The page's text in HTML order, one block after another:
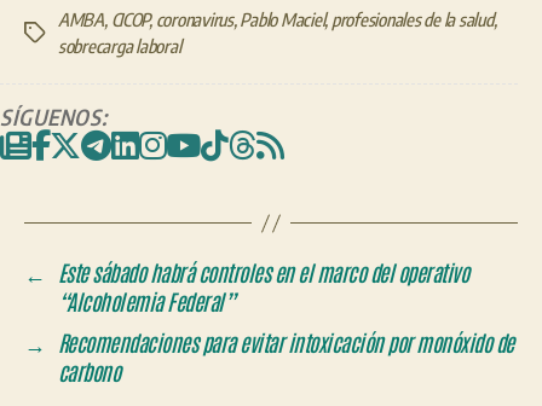
Etiquetas
AMBA, CICOP, coronavirus,Pablo Maciel,profesionales de la salud,
sobrecarga laboral
SÍGUENOS:
← Este sábado habrá controles en el marco del operativo
“Alcoholemia Federal”
→ Recomendaciones para evitar intoxicación por monóxido de
carbono